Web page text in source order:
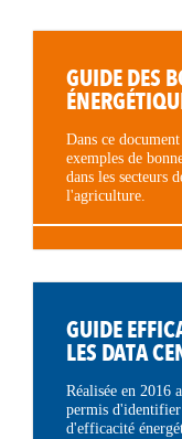
GUIDE DES
Dans ce
exemples de
dans les secteurs
l'agriculture.
GUIDE
LES DATA
Réalisée en 2016
permis d'identifier
d'efficacité